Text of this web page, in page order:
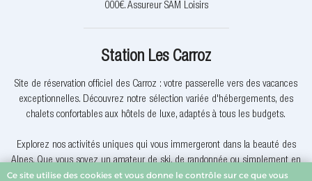
000€. Assureur SAM Loisirs
Station Les Carroz
Site de réservation officiel des Carroz : votre passerelle vers des vacances
exceptionnelles. Découvrez notre sélection variée d'hébergements, des
chalets confortables aux hôtels de luxe, adaptés à tous les budgets.
Explorez nos activités uniques qui vous immergeront dans la beauté des
Alpes. Que vous soyez un amateur de ski, de randonnée ou simplement en
quête de détente, nous avons quelque chose pour vous.
Ce site utilise des cookies et vous donne le contrôle sur ce que vous